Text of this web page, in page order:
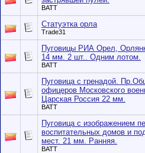
BATT
Статуэтка орла
Trade31
Пуговицы РИА Орел,
14 мм. 2 шт.. Одним лотом.
BATT
Пуговица с гренадой.
офицеров Московского
Царская Россия 22 мм.
BATT
Пуговица с изображением
воспитательных домов и
мест. 21 мм. Ранняя.
BATT